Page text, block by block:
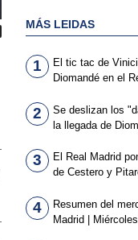
MÁS LEIDAS
1
El tic tac de
Diomandé en el
2
Se deslizan los
la llegada de
3
El Real Madrid
de Cestero y
4
Resumen del
Madrid |